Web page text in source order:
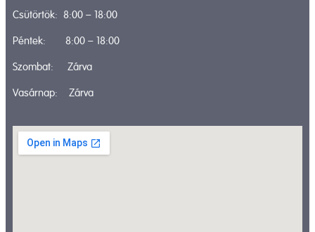
Csütörtök: 8:00 – 18:00
Péntek: 8:00 – 18:00
Szombat: Zárva
Vasárnap: Zárva